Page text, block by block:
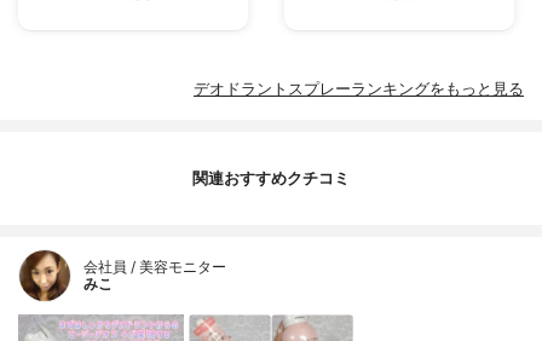
デオドラントスプレーランキングをもっと見る
関連おすすめクチコミ
会社員 / 美容モニター
みこ